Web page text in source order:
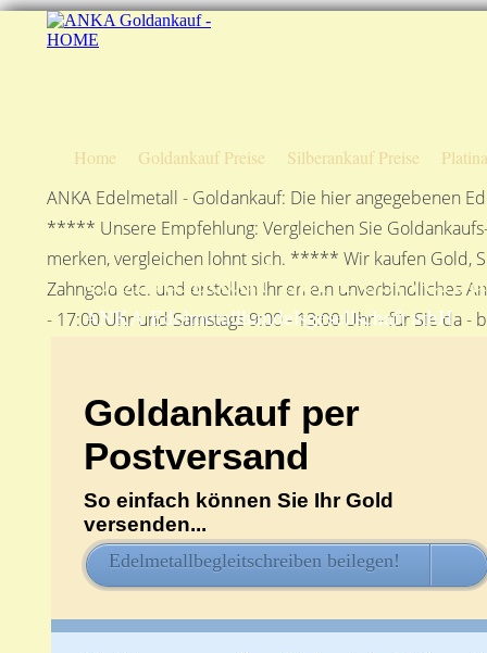
Home Goldankauf Preise Silberankauf Preise
ANKA Edelmetall - Goldankauf: Die hier angegebenen
***** Unsere Empfehlung: Vergleichen Sie
merken, vergleichen lohnt sich. ***** Wir kaufen Gold,
Zahngold etc. und erstellen Ihnen ein unverbindliches
- 17:00 Uhr und Samstags 9:00 - 13:00 Uhr - für Sie
Goldankauf per
ANKA Edelmetallhandelsgesellschaft mbH
Goldankauf per
Postversand
So einfach können Sie Ihr Gold
versenden...
Edelmetallbegleitschreiben beilegen!